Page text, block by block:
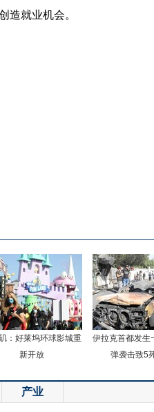
造就业机会。
：好莱坞环球影城重
新开放
伊拉克首都发生
弹袭击致5
产业